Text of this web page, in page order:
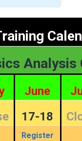
Analysis
June
17-18
Register